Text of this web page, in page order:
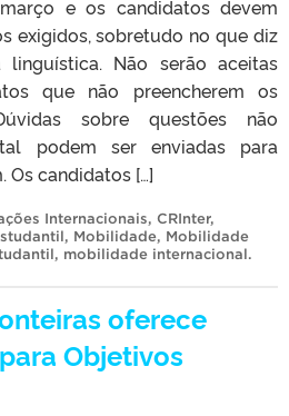
e os candidatos devem
exigidos, sobretudo no que diz
linguística. Não serão aceitas
que não preencherem os
sobre questões não
podem ser enviadas para
Os candidatos […]
Internacionais, CRInter,
, Mobilidade, Mobilidade
, mobilidade internacional.
oferece
Objetivos